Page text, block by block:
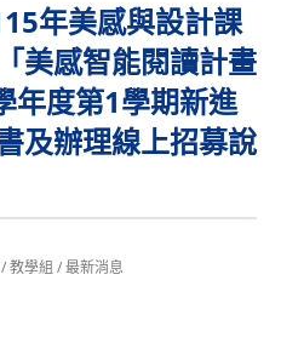
年美感與設計課
美感智能閱讀計畫
年度第1學期新進
及辦理線上招募說
/教學組 /最新消息